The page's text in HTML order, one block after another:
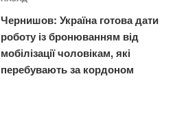
записів
запис:
Чернишов: Україна готова дати
роботу із бронюванням від
мобілізації чоловікам, які
перебувають за кордоном